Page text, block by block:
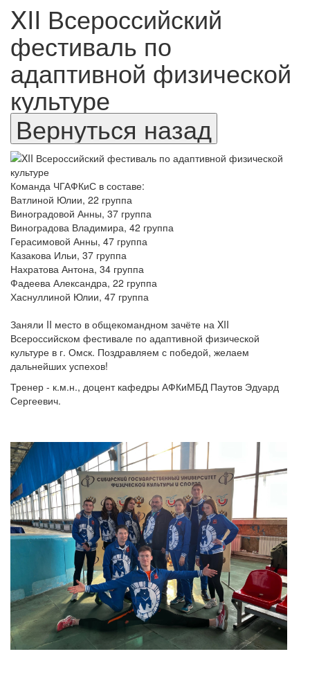
XII Всероссийский
фестиваль по
адаптивной физической
культуре
Команда ЧГАФКиС в составе:
Ватлиной Юлии, 22 группа
Виноградовой Анны, 37 группа
Виноградова Владимира, 42 группа
Герасимовой Анны, 47 группа
Казакова Ильи, 37 группа
Нахратова Антона, 34 группа
Фадеева Александра, 22 группа
Хаснуллиной Юлии, 47 группа
Заняли II место в общекомандном зачёте на XII
Всероссийском фестивале по адаптивной физической
культуре в г. Омск. Поздравляем с победой, желаем
дальнейших успехов!
Тренер - к.м.н., доцент кафедры АФКиМБД Паутов Эдуард
Сергеевич.